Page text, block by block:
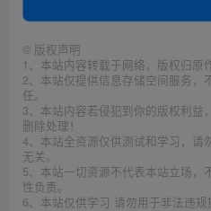
© 版权声明
1、本站内容转载于网络，版权归原
2、本站仅提供信息存储空间服务，
任。
3、本站内容若侵犯到你的版权利益
删除处理！
4、本站全资源仅供测试和学习，请
无关。
5、本站一切资源不代表本站立场，
性负责。
6、本站仅供学习 请勿用于非法违